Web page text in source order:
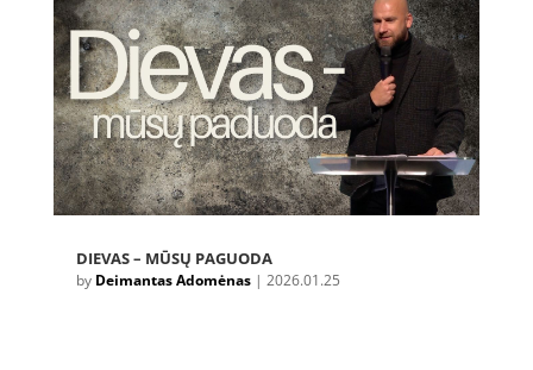
DIEVAS – MŪSŲ PAGUODA
by Deimantas Adomėnas| 2026.01.25